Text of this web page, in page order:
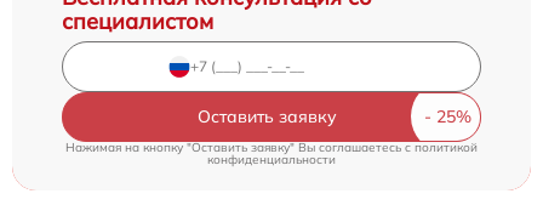
специалистом
Оставить заявку
Нажимая на кнопку "Оставить заявку" Вы соглашаетесь cполитикой
конфиденциальности